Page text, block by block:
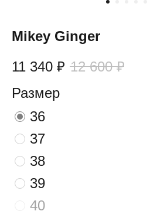
Mikey Ginger
11 340 ₽ 12 600 ₽
Размер
36
37
38
39
40